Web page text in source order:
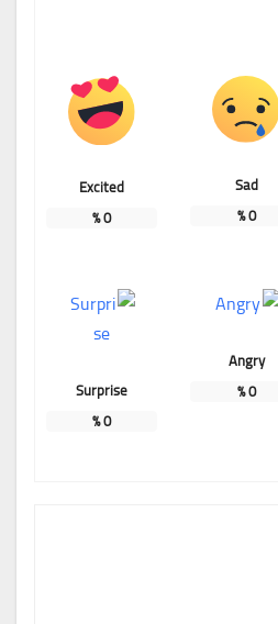
Sad
0
%
Excited
0
%
Angry
0
%
Surprise
0
%